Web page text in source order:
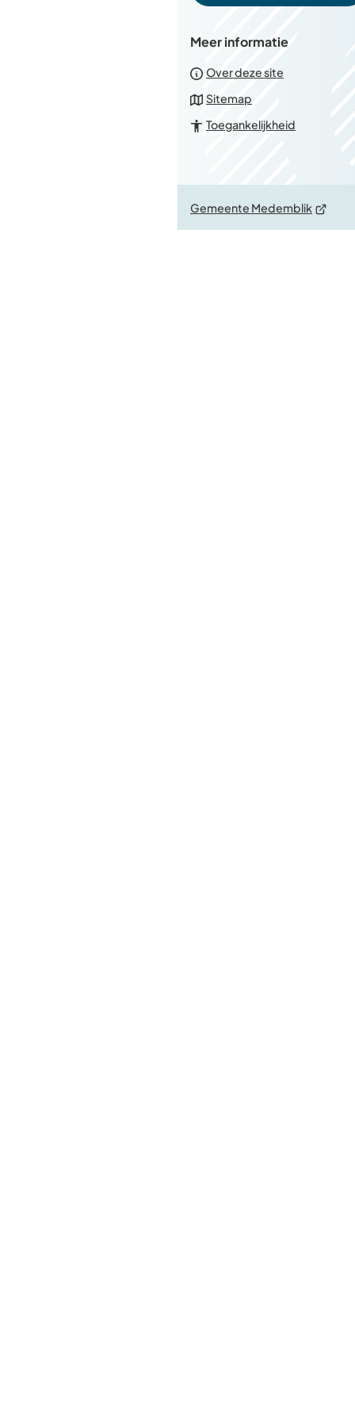
Meer informatie
Over deze site
Sitemap
Toegankelijkheid
Gemeente Medemblik